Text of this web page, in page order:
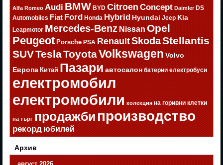
Alfa Romeo Audi BMW BYD Citroen Concept Daimler DS
Automobiles Fiat Ford Honda Hybrid Hyundai Jeep Kia
Leapmotor Mercedes-Benz Nissan Opel
Peugeot Porsche PSA RenaultSkodaStellantis
SUVTeslaToyotaVolkswagen Volvo
Европа Китай Пазари автосалон батерии електробуси
електромобил
електромобили колекция на горивни клетки
на търг продажбипроизводство
рекорд юбилей
Архив